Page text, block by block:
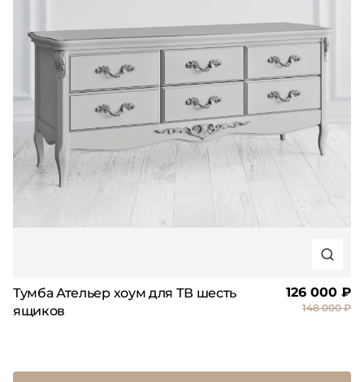
Тумба Ательер хоум для ТВ шесть
ящиков
126 000 ₽
148 000 ₽